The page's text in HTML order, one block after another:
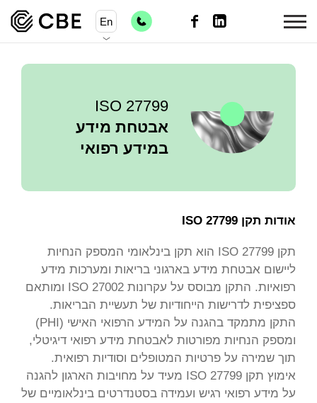
En
27799 ISO
אבטחת מידע
במידע רפואי
אודות תקן 27799 ISO
תקן ISO 27799 הוא תקן בינלאומי המספק הנחיות
ליישום אבטחת מידע בארגוני בריאות ומערכות מידע
רפואיות. התקן מבוסס על עקרונות ISO 27002 ומותאם
ספציפית לדרישות הייחודיות של תעשיית הבריאות.
התקן מתמקד בהגנה על המידע הרפואי האישי (PHI)
ומספק הנחיות מפורטות לאבטחת מידע רפואי דיגיטלי,
תוך שמירה על פרטיות המטופלים וסודיות רפואית.
אימוץ תקן ISO 27799 מעיד על מחויבות הארגון להגנה
על מידע רפואי רגיש ועמידה בסטנדרטים בינלאומיים של